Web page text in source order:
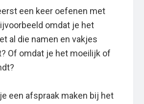
een keer oefenen met
omdat je het
al die namen en vakjes
Of omdat je het moeilijk of
een afspraak maken bij het